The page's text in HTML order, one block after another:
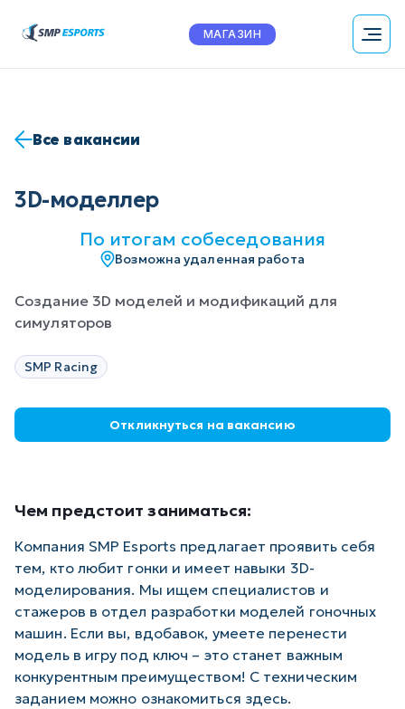
МАГАЗИН
Все вакансии
3D-моделлер
По итогам собеседования
Возможна удаленная работа
Создание 3D моделей и модификаций для
симуляторов
SMP Racing
Откликнуться на вакансию
Чем предстоит заниматься:
Компания SMP Esports предлагает проявить себя
тем, кто любит гонки и имеет навыки 3D-
моделирования. Мы ищем специалистов и
стажеров в отдел разработки моделей гоночных
машин. Если вы, вдобавок, умеете перенести
модель в игру под ключ – это станет важным
конкурентным преимуществом! С техническим
заданием можно ознакомиться здесь.